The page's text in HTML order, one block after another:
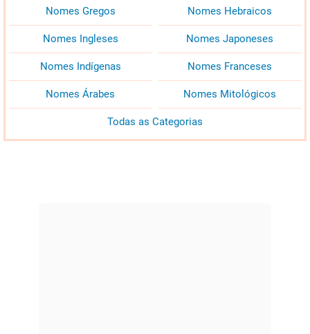
Nomes Gregos Nomes Hebraicos
Nomes Ingleses Nomes Japoneses
Nomes Indígenas Nomes Franceses
Nomes Árabes Nomes Mitológicos
Todas as Categorias